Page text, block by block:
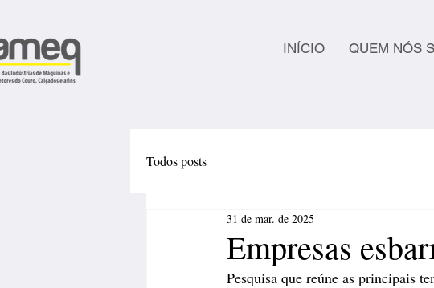
INÍCIO QUEM NÓS
Todos posts
Empresas
31 de mar. de 2025
Pesquisa que reúne as principais